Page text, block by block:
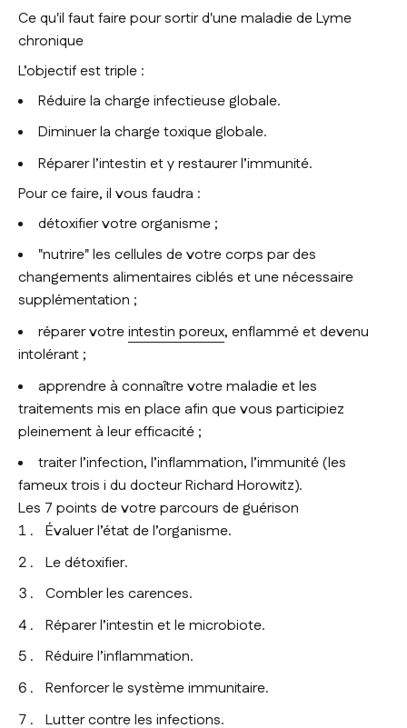
Ce qu'il faut faire pour sortir d'une maladie de Lyme
chronique
L’objectif est triple :
Réduire la charge infectieuse globale.
Diminuer la charge toxique globale.
Réparer l’intestin et y restaurer l’immunité.
Pour ce faire, il vous faudra :
détoxifier votre organisme ;
"nutrire" les cellules de votre corps par des
changements alimentaires ciblés et une nécessaire
supplémentation ;
réparer votreintestin poreux, enflammé et devenu
intolérant ;
apprendre à connaître votre maladie et les
traitements mis en place afin que vous participiez
pleinement à leur efficacité ;
traiter l’infection, l’inflammation, l’immunité (les
fameux trois i du docteur Richard Horowitz).
Les 7 points de votre parcours de guérison
Évaluer l’état de l’organisme.
Le détoxifier.
Combler les carences.
Réparer l’intestin et le microbiote.
Réduire l’inflammation.
Renforcer le système immunitaire.
Lutter contre les infections.